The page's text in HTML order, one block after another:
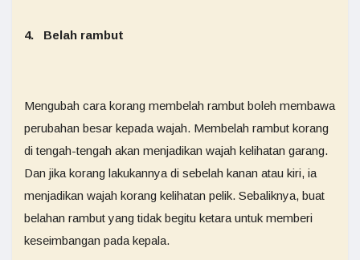
4. Belah rambut
Mengubah cara korang membelah rambut boleh membawa
perubahan besar kepada wajah. Membelah rambut korang
di tengah-tengah akan menjadikan wajah kelihatan garang.
Dan jika korang lakukannya di sebelah kanan atau kiri, ia
menjadikan wajah korang kelihatan pelik. Sebaliknya, buat
belahan rambut yang tidak begitu ketara untuk memberi
keseimbangan pada kepala.